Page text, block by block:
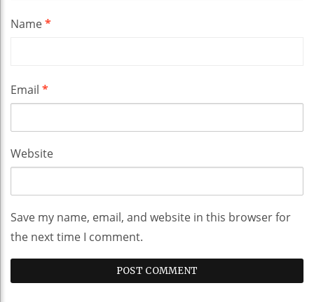
Name*
Email *
Website
Save my name, email, and website in this browser for
the next time I comment.